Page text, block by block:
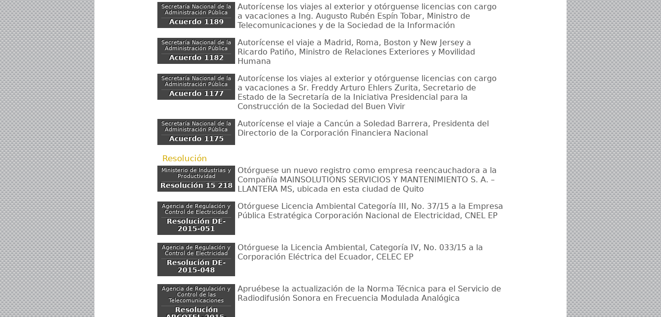
Secretaría Nacional de la
Administración Pública
Acuerdo 1189
Autorícense los viajes al exterior y otórguense licencias con cargo
a vacaciones a Ing. Augusto Rubén Espín Tobar, Ministro de
Telecomunicaciones y de la Sociedad de la Información
Secretaría Nacional de la
Administración Pública
Acuerdo 1182
Autorícense el viaje a Madrid, Roma, Boston y New Jersey a
Ricardo Patiño, Ministro de Relaciones Exteriores y Movilidad
Humana
Secretaría Nacional de la
Administración Pública
Acuerdo 1177
Autorícense los viajes al exterior y otórguense licencias con cargo
a vacaciones a Sr. Freddy Arturo Ehlers Zurita, Secretario de
Estado de la Secretaría de la Iniciativa Presidencial para la
Construcción de la Sociedad del Buen Vivir
Secretaría Nacional de la
Administración Pública
Acuerdo 1175
Autorícense el viaje a Cancún a Soledad Barrera, Presidenta del
Directorio de la Corporación Financiera Nacional
Resolución
Ministerio de Industrias y
Productividad
Resolución 15 218
Otórguese un nuevo registro como empresa reencauchadora a la
Compañía MAINSOLUTIONS SERVICIOS Y MANTENIMIENTO S. A. –
LLANTERA MS, ubicada en esta ciudad de Quito
Agencia de Regulación y
Control de Electricidad
Resolución DE-
2015-051
Otórguese Licencia Ambiental Categoría III, No. 37/15 a la Empresa
Pública Estratégica Corporación Nacional de Electricidad, CNEL EP
Agencia de Regulación y
Control de Electricidad
Resolución DE-
2015-048
Otórguese la Licencia Ambiental, Categoría IV, No. 033/15 a la
Corporación Eléctrica del Ecuador, CELEC EP
Agencia de Regulación y
Control de las
Telecomunicaciones
Resolución
Apruébese la actualización de la Norma Técnica para el Servicio de
Radiodifusión Sonora en Frecuencia Modulada Analógica